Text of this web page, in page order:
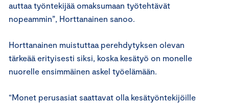
auttaa työntekijää omaksumaan työtehtävät
nopeammin”, Horttanainen sanoo.
Horttanainen muistuttaa perehdytyksen olevan
tärkeää erityisesti siksi, koska kesätyö on monelle
nuorelle ensimmäinen askel työelämään.
“Monet perusasiat saattavat olla kesätyöntekijöille